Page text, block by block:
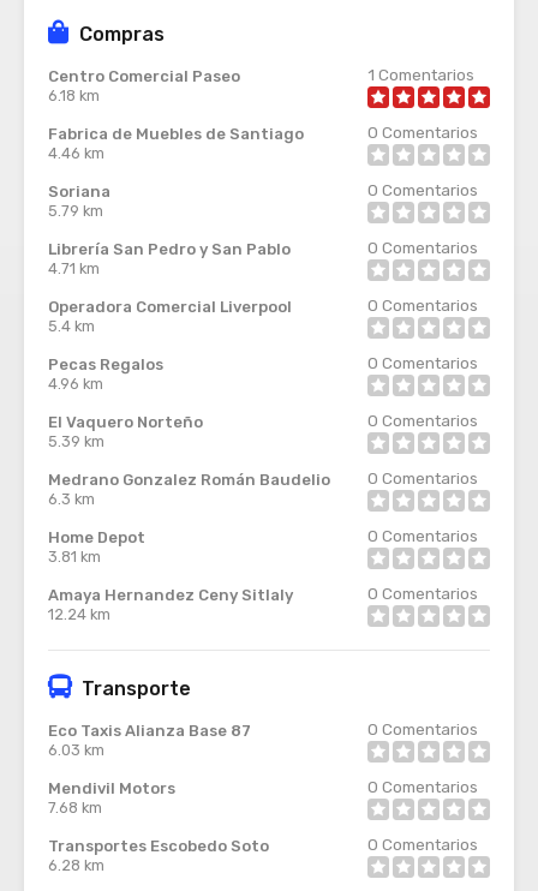
Compras
Centro Comercial Paseo
6.18 km
1 Comentarios
Fabrica de Muebles de Santiago
4.46 km
0 Comentarios
Soriana
5.79 km
0 Comentarios
Librería San Pedro y San Pablo
4.71 km
0 Comentarios
Operadora Comercial Liverpool
5.4 km
0 Comentarios
Pecas Regalos
4.96 km
0 Comentarios
El Vaquero Norteño
5.39 km
0 Comentarios
Medrano Gonzalez Román Baudelio
6.3 km
0 Comentarios
Home Depot
3.81 km
0 Comentarios
Amaya Hernandez Ceny Sitlaly
12.24 km
0 Comentarios
Transporte
Eco Taxis Alianza Base 87
6.03 km
0 Comentarios
Mendivil Motors
7.68 km
0 Comentarios
Transportes Escobedo Soto
6.28 km
0 Comentarios